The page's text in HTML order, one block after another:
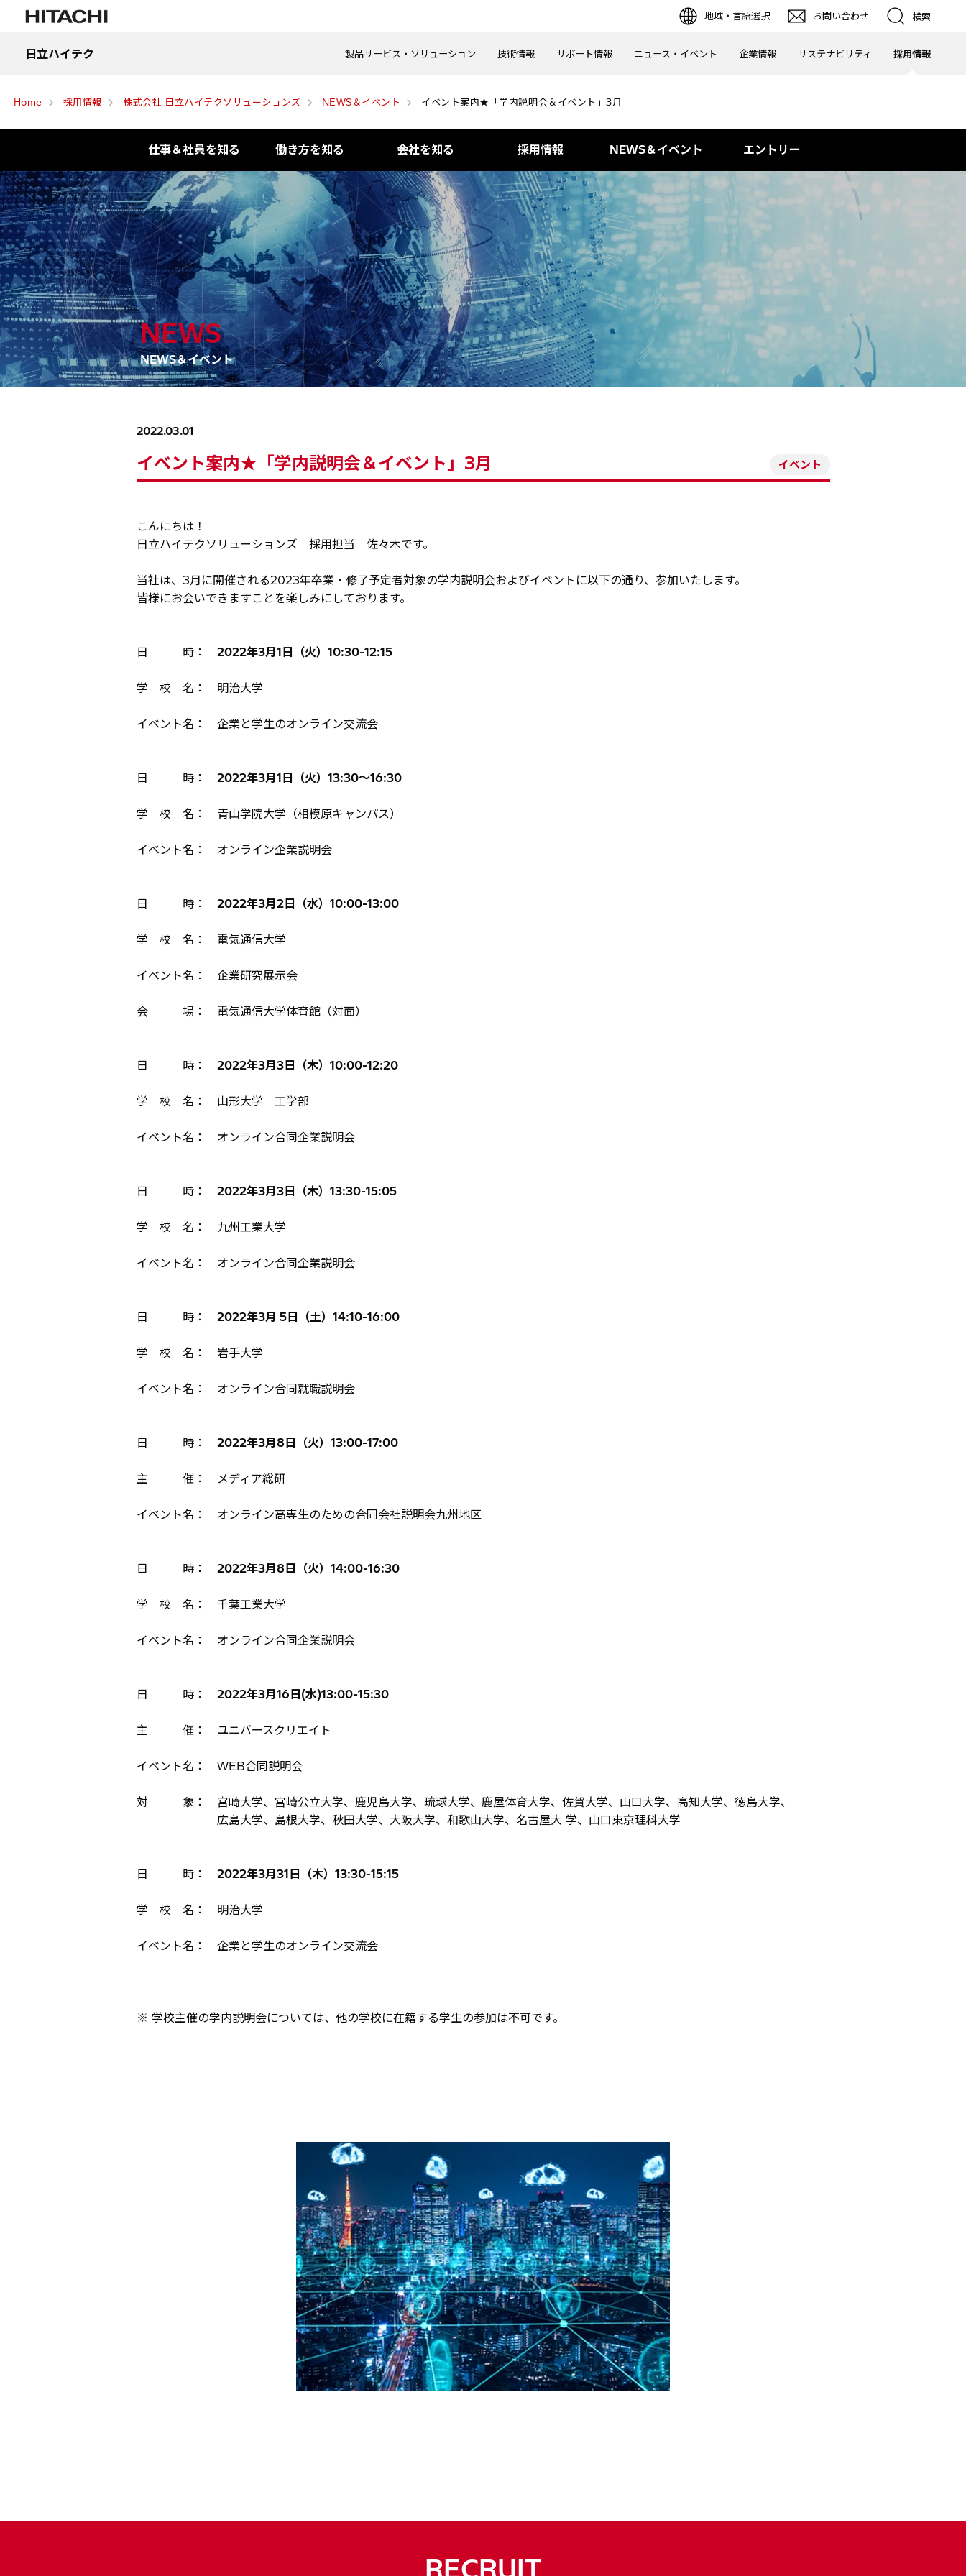
地域・言語選択 お問い合わせ 検索
日立ハイテク 製品サービス・ソリューション 技術情報 サポート情報 ニュース・イベント 企業情報 サステナビリティ 採用情報
Home 採用情報 株式会社 日立ハイテクソリューションズ NEWS＆イベント イベント案内★「学内説明会＆イベント」3月
仕事＆社員を知る
動画一覧
社員インタビュー
働き方を知る
環境・制度
会社を知る
企業理念/VISION/TOPメ
ッセージ
人財育成・キャリア
数字で見る当社
採用情報
採用情報一覧
求める人物像
NEWS＆イベント エントリー
NEWS
NEWS＆イベント
2022.03.01
イベント案内★「学内説明会＆イベント」3月 イベント
こんにちは！
日立ハイテクソリューションズ 採用担当 佐々木です。
当社は、3月に開催される2023年卒業・修了予定者対象の学内説明会およびイベントに以下の通り、参加いたします。
皆様にお会いできますことを楽しみにしております。
日 時： 2022年3月1日（火）10:30-12:15
学 校 名： 明治大学
イベント名： 企業と学生のオンライン交流会
日 時： 2022年3月1日（火）13:30～16:30
学 校 名： 青山学院大学（相模原キャンパス）
イベント名： オンライン企業説明会
日 時： 2022年3月2日（水）10:00-13:00
学 校 名： 電気通信大学
イベント名： 企業研究展示会
会 場： 電気通信大学体育館（対面）
日 時： 2022年3月3日（木）10:00-12:20
学 校 名： 山形大学 工学部
イベント名： オンライン合同企業説明会
日 時： 2022年3月3日（木）13:30-15:05
学 校 名： 九州工業大学
イベント名： オンライン合同企業説明会
日 時： 2022年3月 5日（土）14:10-16:00
学 校 名： 岩手大学
イベント名： オンライン合同就職説明会
日 時： 2022年3月8日（火）13:00-17:00
主 催： メディア総研
イベント名： オンライン高専生のための合同会社説明会九州地区
日 時： 2022年3月8日（火）14:00-16:30
学 校 名： 千葉工業大学
イベント名： オンライン合同企業説明会
日 時： 2022年3月16日(水)13:00-15:30
主 催： ユニバースクリエイト
イベント名： WEB合同説明会
対 象： 宮崎大学、宮崎公立大学、鹿児島大学、琉球大学、鹿屋体育大学、佐賀大学、山口大学、高知大学、徳島大学、
広島大学、島根大学、秋田大学、大阪大学、和歌山大学、名古屋大 学、山口東京理科大学
日 時： 2022年3月31日（木）13:30-15:15
学 校 名： 明治大学
イベント名： 企業と学生のオンライン交流会
※ 学校主催の学内説明会については、他の学校に在籍する学生の参加は不可です。
RECRUIT